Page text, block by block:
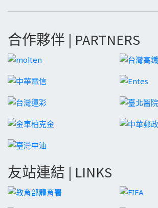
合作夥伴 | PARTNERS
友站連結 | LINKS